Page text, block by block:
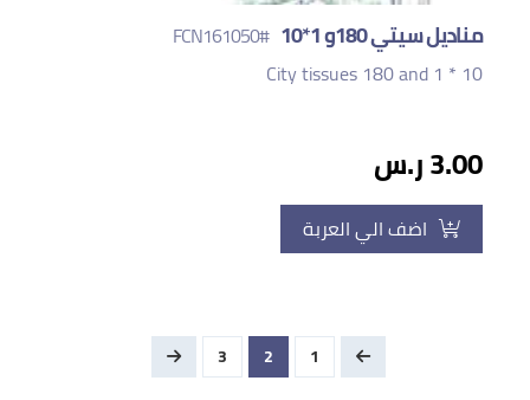
مناديل سيتي 180و 1*10
#FCN161050
City tissues 180 and 1 * 10
3.00 ر.س
اضف الي العربة
1
2
3